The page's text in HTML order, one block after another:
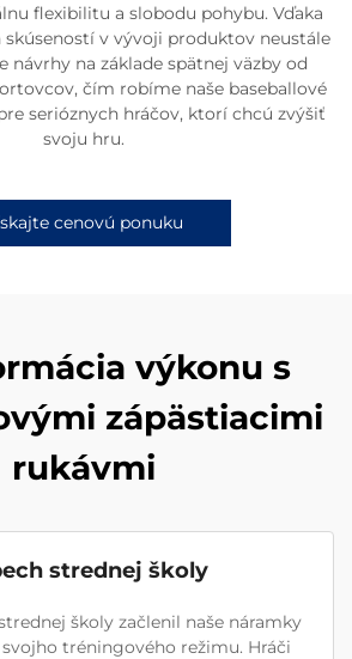
flexibilitu a slobodu pohybu. Vďaka
v vývoji produktov neustále
návrhy na základe spätnej väzby od
čím robíme naše baseballové
serióznych hráčov, ktorí chcú zvýšiť
svoju hru.
cenovú ponuku
výkonu s
zápästiacimi
rukávmi
strednej školy
školy začlenil naše náramky
tréningového režimu. Hráči